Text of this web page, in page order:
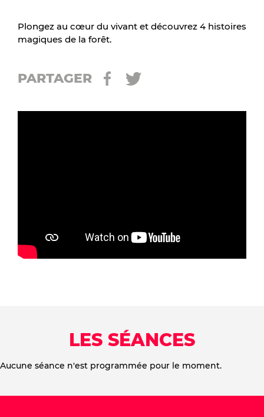
Plongez au cœur du vivant et découvrez 4 histoires
magiques de la forêt.
PARTAGER
LES SÉANCES
Aucune séance n'est programmée pour le moment.